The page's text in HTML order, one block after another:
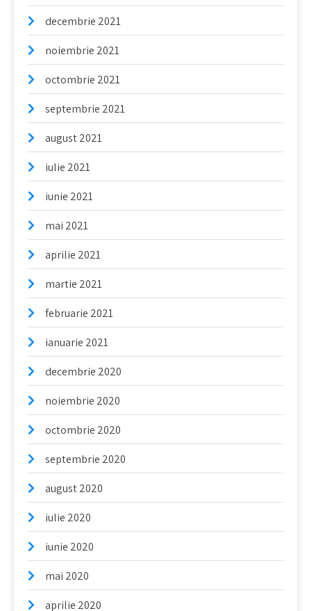
decembrie 2021
noiembrie 2021
octombrie 2021
septembrie 2021
august 2021
iulie 2021
iunie 2021
mai 2021
aprilie 2021
martie 2021
februarie 2021
ianuarie 2021
decembrie 2020
noiembrie 2020
octombrie 2020
septembrie 2020
august 2020
iulie 2020
iunie 2020
mai 2020
aprilie 2020